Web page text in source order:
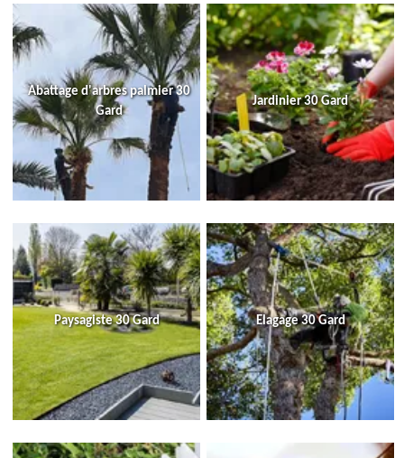
Abattage d'arbres palmier 30
Gard
Jardinier 30 Gard
Paysagiste 30 Gard Elagage 30 Gard